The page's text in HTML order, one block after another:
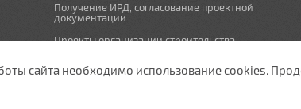
Получение ИРД, согласование проектной
документации
Проекты организации строительства,
сайта необходимо использование cookies.